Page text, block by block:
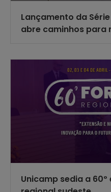
Lançamento da
abre caminhos para
Unicamp sedia a 60º